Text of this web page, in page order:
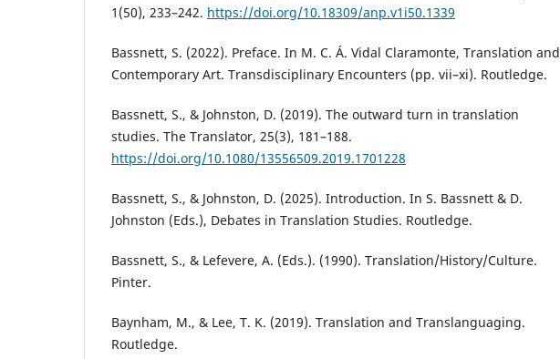
1(50), 233–242. https://doi.org/10.18309/anp.v1i50.1339
Bassnett, S. (2022). Preface. In M. C. Á. Vidal Claramonte, Translation and
Contemporary Art. Transdisciplinary Encounters (pp. vii–xi). Routledge.
Bassnett, S., & Johnston, D. (2019). The outward turn in translation
studies. The Translator, 25(3), 181–188.
https://doi.org/10.1080/13556509.2019.1701228
Bassnett, S., & Johnston, D. (2025). Introduction. In S. Bassnett & D.
Johnston (Eds.), Debates in Translation Studies. Routledge.
Bassnett, S., & Lefevere, A. (Eds.). (1990). Translation/History/Culture.
Pinter.
Baynham, M., & Lee, T. K. (2019). Translation and Translanguaging.
Routledge.